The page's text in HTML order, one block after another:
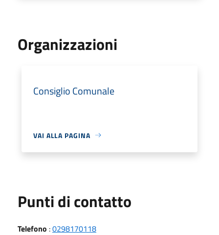
Organizzazioni
Consiglio Comunale
VAI ALLA PAGINA
Punti di contatto
Telefono :0298170118